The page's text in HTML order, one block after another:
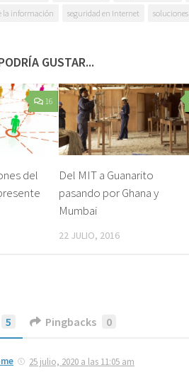
la información seguridad en Internet soluciones
GUSTAR...
16
del
Del MIT a Guanarito
pasando por Ghana y
Mumbai
22 JULIO, 2016
5 Pingbacks 0
25 julio, 2020 a las 11:05 am